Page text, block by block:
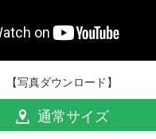
【写真ダウンロード】
通常サイズ